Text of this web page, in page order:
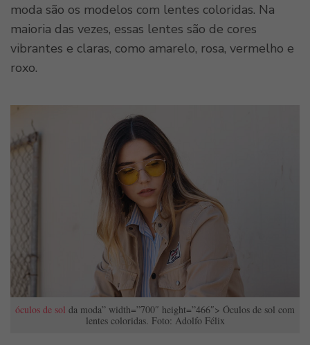
moda são os modelos com lentes coloridas. Na
maioria das vezes, essas lentes são de cores
vibrantes e claras, como amarelo, rosa, vermelho e
roxo.
óculos de sol da moda” width=”700″ height=”466″> Óculos de sol com
lentes coloridas. Foto: Adolfo Félix